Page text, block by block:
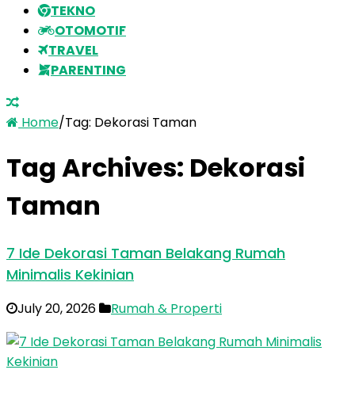
TEKNO
OTOMOTIF
TRAVEL
PARENTING
Home/Tag: Dekorasi Taman
Tag Archives: Dekorasi
Taman
7 Ide Dekorasi Taman Belakang Rumah
Minimalis Kekinian
July 20, 2026 Rumah & Properti